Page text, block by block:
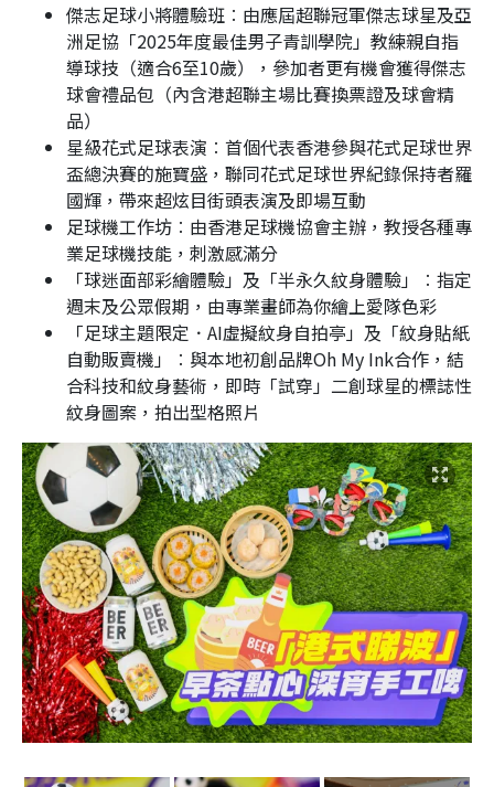
傑志足球小將體驗班︰由應屆超聯冠軍傑志球星及亞
洲足協「2025年度最佳男子青訓學院」教練親自指
導球技（適合6至10歲），參加者更有機會獲得傑志
球會禮品包（內含港超聯主場比賽換票證及球會精
品）
星級花式足球表演︰首個代表香港參與花式足球世界
盃總決賽的施寶盛，聯同花式足球世界紀錄保持者羅
國輝，帶來超炫目街頭表演及即場互動
足球機工作坊︰由香港足球機協會主辦，教授各種專
業足球機技能，刺激感滿分
「球迷面部彩繪體驗」及「半永久紋身體驗」︰指定
週末及公眾假期，由專業畫師為你繪上愛隊色彩
「足球主題限定．AI虛擬紋身自拍亭」及「紋身貼紙
自動販賣機」︰與本地初創品牌Oh My Ink合作，結
合科技和紋身藝術，即時「試穿」二創球星的標誌性
紋身圖案，拍出型格照片